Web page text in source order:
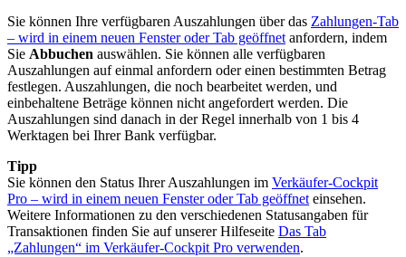
Sie können Ihre verfügbaren Auszahlungen über das Zahlungen-Tab
– wird in einem neuen Fenster oder Tab geöffnet anfordern, indem
Sie Abbuchen auswählen. Sie können alle verfügbaren
Auszahlungen auf einmal anfordern oder einen bestimmten Betrag
festlegen. Auszahlungen, die noch bearbeitet werden, und
einbehaltene Beträge können nicht angefordert werden. Die
Auszahlungen sind danach in der Regel innerhalb von 1 bis 4
Werktagen bei Ihrer Bank verfügbar.
Tipp
Sie können den Status Ihrer Auszahlungen im Verkäufer-Cockpit
Pro – wird in einem neuen Fenster oder Tab geöffnet einsehen.
Weitere Informationen zu den verschiedenen Statusangaben für
Transaktionen finden Sie auf unserer Hilfeseite Das Tab
„Zahlungen“ im Verkäufer-Cockpit Pro verwenden.